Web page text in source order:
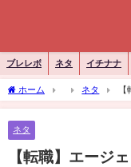
ブレレボ ネタ イチナナ
ホーム ネタ
てくれる？
ネタ
【転職】エージ